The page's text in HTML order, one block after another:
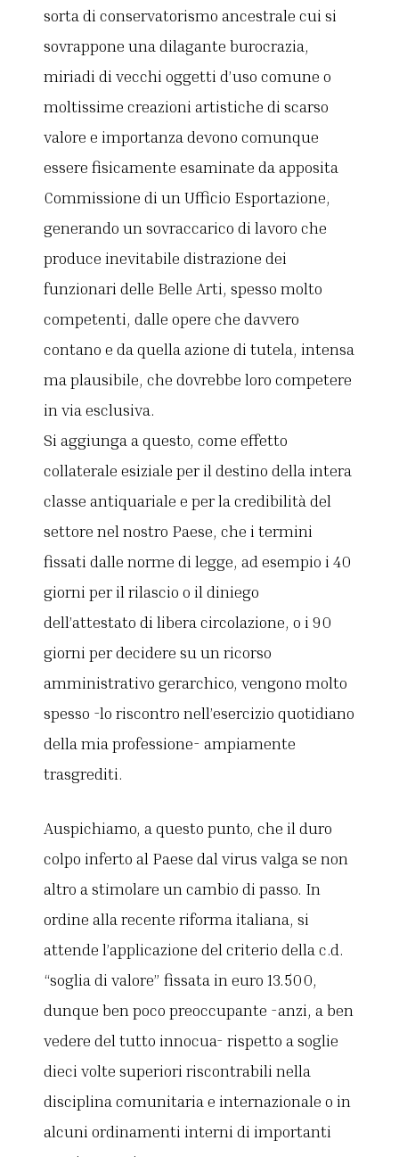
sorta di conservatorismo ancestrale cui si
sovrappone una dilagante burocrazia,
miriadi di vecchi oggetti d’uso comune o
moltissime creazioni artistiche di scarso
valore e importanza devono comunque
essere fisicamente esaminate da apposita
Commissione di un Ufficio Esportazione,
generando un sovraccarico di lavoro che
produce inevitabile distrazione dei
funzionari delle Belle Arti, spesso molto
competenti, dalle opere che davvero
contano e da quella azione di tutela, intensa
ma plausibile, che dovrebbe loro competere
in via esclusiva.
Si aggiunga a questo, come effetto
collaterale esiziale per il destino della intera
classe antiquariale e per la credibilità del
settore nel nostro Paese, che i termini
fissati dalle norme di legge, ad esempio i 40
giorni per il rilascio o il diniego
dell’attestato di libera circolazione, o i 90
giorni per decidere su un ricorso
amministrativo gerarchico, vengono molto
spesso -lo riscontro nell’esercizio quotidiano
della mia professione- ampiamente
trasgrediti.
Auspichiamo, a questo punto, che il duro
colpo inferto al Paese dal virus valga se non
altro a stimolare un cambio di passo. In
ordine alla recente riforma italiana, si
attende l’applicazione del criterio della c.d.
“soglia di valore” fissata in euro 13.500,
dunque ben poco preoccupante -anzi, a ben
vedere del tutto innocua- rispetto a soglie
dieci volte superiori riscontrabili nella
disciplina comunitaria e internazionale o in
alcuni ordinamenti interni di importanti